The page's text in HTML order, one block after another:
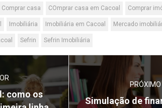
Comprar casa COmprar casa em Cacoal Comprar
Imobiliária Imobiliária em Cacoal Mercado
Sefrin Sefrin Imobiliária
como os
Simulação de